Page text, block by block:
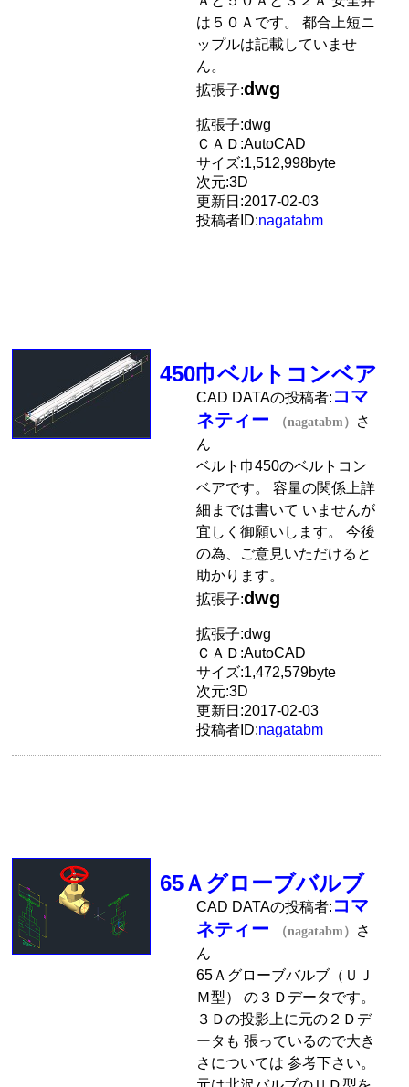
は５０Ａです。 都合上短ニ
ップルは記載していませ
ん。
拡張子:dwg
拡張子:dwg
ＣＡＤ:AutoCAD
サイズ:1,512,998byte
次元:3D
更新日:2017-02-03
投稿者ID:nagatabm
450巾ベルトコンベア
CAD DATAの投稿者: コマ
ネティー
（nagatabm）
さ
ん
ベルト巾450のベルトコン
ベアです。 容量の関係上詳
細までは書いて いませんが
宜しく御願いします。 今後
の為、ご意見いただけると
助かります。
拡張子:dwg
拡張子:dwg
ＣＡＤ:AutoCAD
サイズ:1,472,579byte
次元:3D
更新日:2017-02-03
投稿者ID:nagatabm
65Ａグローブバルブ
CAD DATAの投稿者: コマ
ネティー
（nagatabm）
さ
ん
65Ａグローブバルブ（ＵＪ
Ｍ型） の３Ｄデータです。
３Ｄの投影上に元の２Ｄデ
ータも 張っているので大き
さについては 参考下さい。